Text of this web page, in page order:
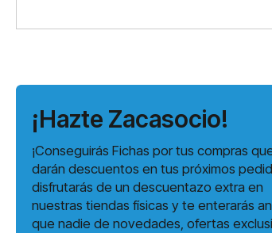
¡Hazte Zacasocio!
¡Conseguirás Fichas por tus compras
darán descuentos en tus próximos
disfrutarás de un descuentazo extra en
nuestras tiendas físicas y te enterarás
que nadie de novedades, ofertas